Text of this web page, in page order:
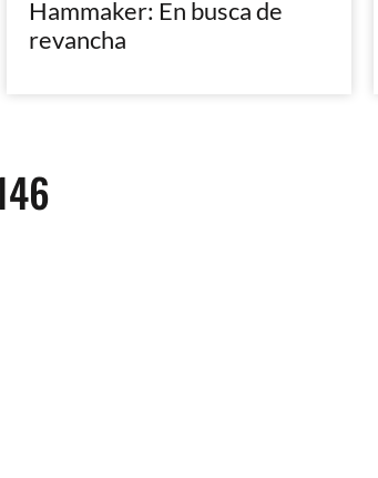
Hammaker: En busca de
revancha